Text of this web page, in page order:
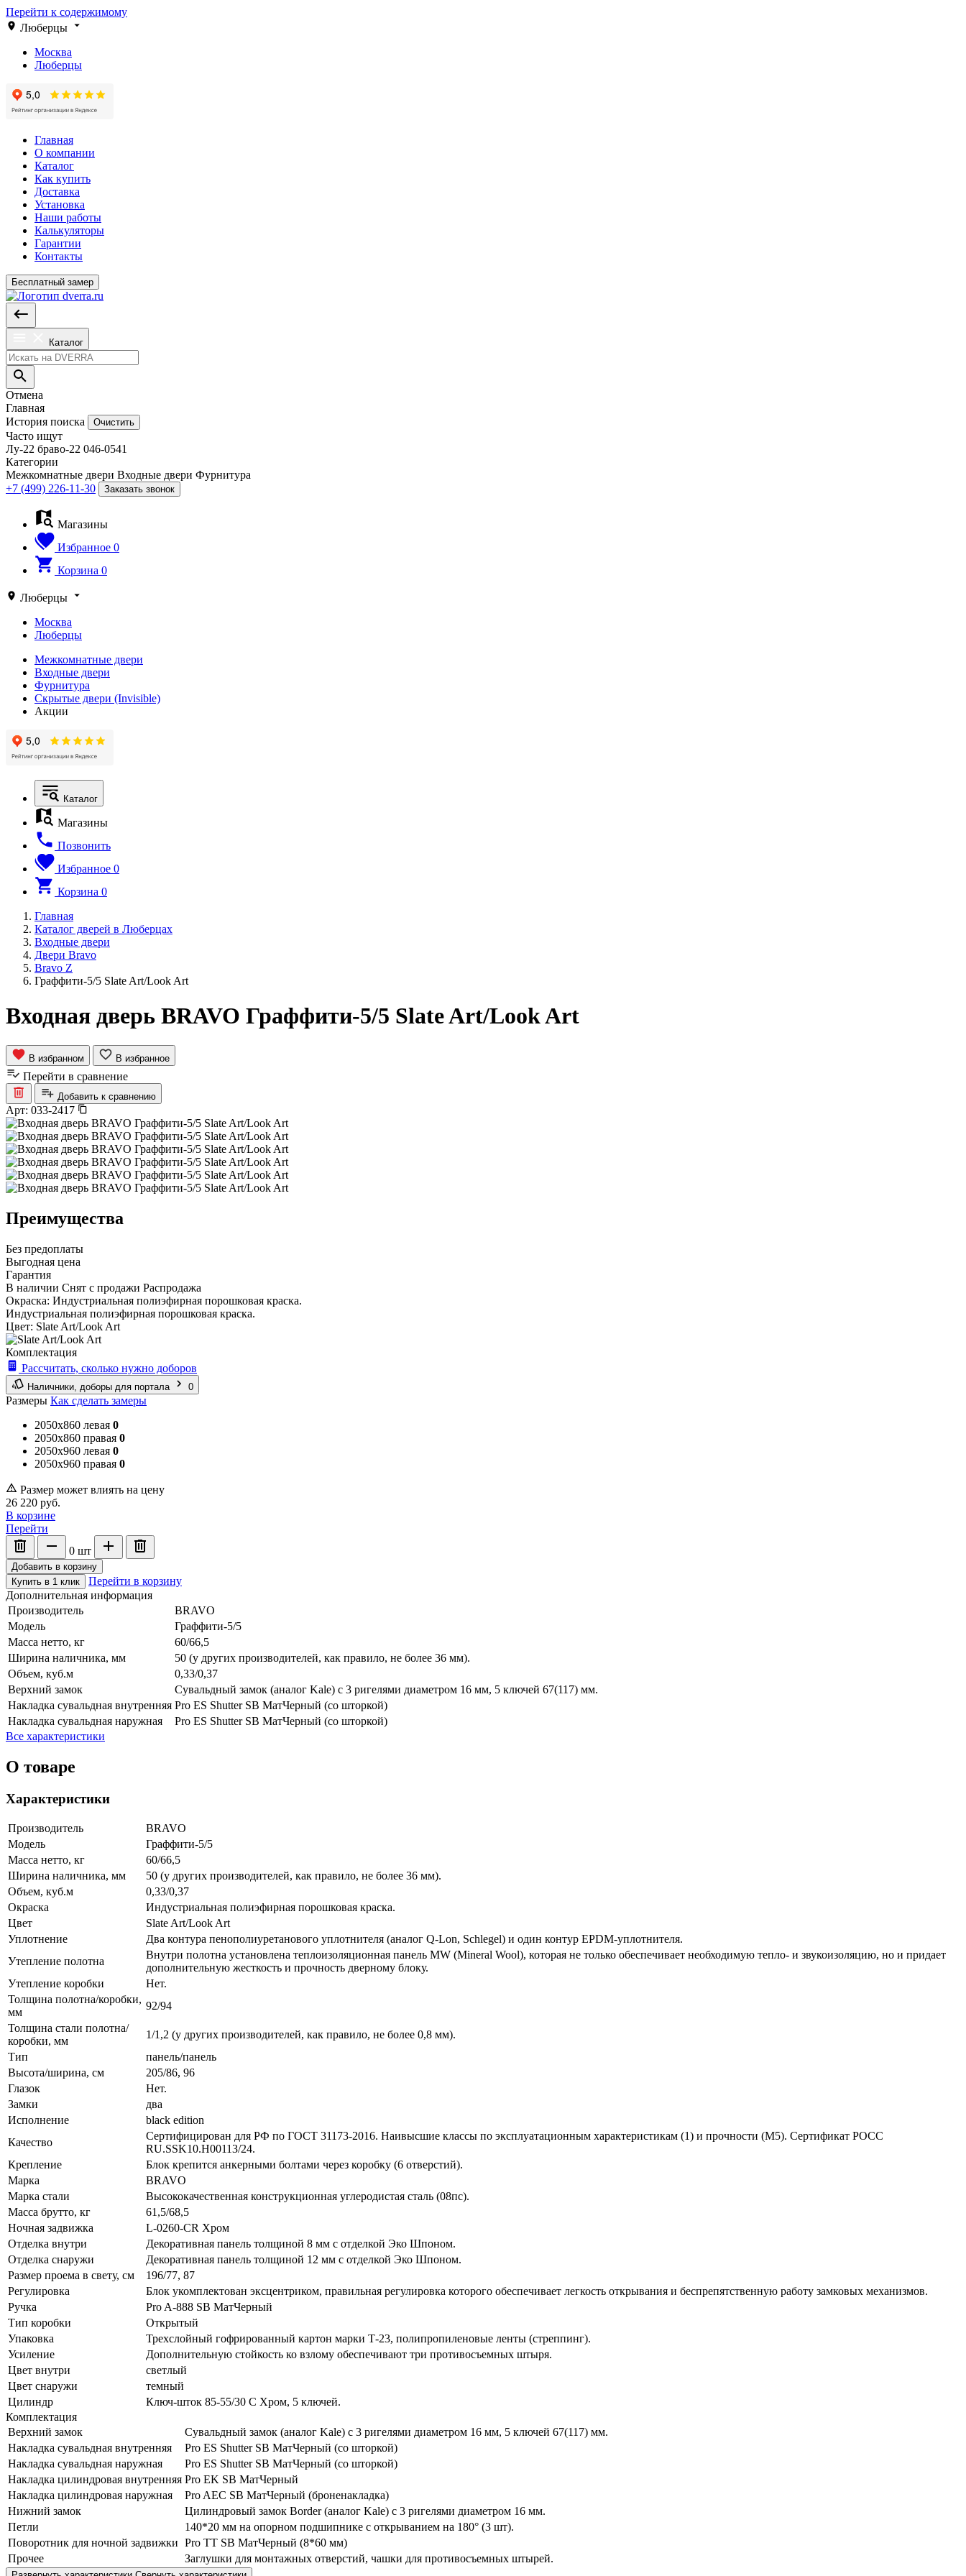
Перейти к содержимому
Люберцы
Москва
Люберцы
Главная
О компании
Каталог
Как купить
Доставка
Установка
Наши работы
Калькуляторы
Гарантии
Контакты
Бесплатный замер
Каталог
Отмена
Главная
История поиска
Очистить
Часто ищут
Лу-22 браво-22 046-0541
Категории
Межкомнатные двери Входные двери Фурнитура
+7 (499) 226-11-30
Заказать звонок
Магазины
Избранное 0
Корзина 0
Люберцы
Москва
Люберцы
Межкомнатные двери
Входные двери
Фурнитура
Скрытые двери (Invisible)
Акции
Каталог
Магазины
Позвонить
Избранное 0
Корзина 0
Главная
Каталог дверей в Люберцах
Входные двери
Двери Bravo
Bravo Z
Граффити-5/5 Slate Art/Look Art
Входная дверь BRAVO Граффити-5/5 Slate Art/Look Art
В избранном В избранное
Перейти в сравнение
Добавить к сравнению
Арт: 033-2417
Преимущества
Без предоплаты
Выгодная цена
Гарантия
В наличии Снят с продажи Распродажа
Окраска: Индустриальная полиэфирная порошковая краска.
Индустриальная полиэфирная порошковая краска.
Цвет: Slate Art/Look Art
Комплектация
Рассчитать, сколько нужно доборов
Наличники, доборы для портала 0
Размеры Как сделать замеры
2050x860 левая 0
2050x860 правая 0
2050x960 левая 0
2050x960 правая 0
Размер может влиять на цену
26 220 руб.
В корзине
Перейти
0 шт
Добавить в корзину
Купить в 1 клик
Перейти в корзину
Дополнительная информация
Производитель
BRAVO
Модель
Граффити-5/5
Масса нетто, кг
60/66,5
Ширина наличника, мм
50 (у других производителей, как правило, не более 36 мм).
Объем, куб.м
0,33/0,37
Верхний замок
Сувальдный замок (аналог Kale) с 3 ригелями диаметром 16 мм, 5 ключей 67(117) мм.
Накладка сувальдная внутренняя Pro ES Shutter SB МатЧерный (со шторкой)
Накладка сувальдная наружная
Pro ES Shutter SB МатЧерный (со шторкой)
Все характеристики
О товаре
Характеристики
Производитель
BRAVO
Модель
Граффити-5/5
Масса нетто, кг
60/66,5
Ширина наличника, мм
50 (у других производителей, как правило, не более 36 мм).
Объем, куб.м
0,33/0,37
Окраска
Индустриальная полиэфирная порошковая краска.
Цвет
Slate Art/Look Art
Уплотнение
Два контура пенополиуретанового уплотнителя (аналог Q-Lon, Schlegel) и один контур EPDM-уплотнителя.
Утепление полотна
Внутри полотна установлена теплоизоляционная панель MW (Mineral Wool), которая не только обеспечивает необходимую тепло- и звукоизоляцию, но и придает
дополнительную жесткость и прочность дверному блоку.
Утепление коробки
Нет.
Толщина полотна/коробки,
мм
92/94
Толщина стали полотна/
коробки, мм
1/1,2 (у других производителей, как правило, не более 0,8 мм).
Тип
панель/панель
Высота/ширина, см
205/86, 96
Глазок
Нет.
Замки
два
Исполнение
black edition
Качество
Сертифицирован для РФ по ГОСТ 31173-2016. Наивысшие классы по эксплуатационным характеристикам (1) и прочности (М5). Сертификат POCC
RU.SSK10.H00113/24.
Крепление
Блок крепится анкерными болтами через коробку (6 отверстий).
Марка
BRAVO
Марка стали
Высококачественная конструкционная углеродистая сталь (08пс).
Масса брутто, кг
61,5/68,5
Ночная задвижка
L-0260-CR Хром
Отделка внутри
Декоративная панель толщиной 8 мм с отделкой Эко Шпоном.
Отделка снаружи
Декоративная панель толщиной 12 мм с отделкой Эко Шпоном.
Размер проема в свету, см
196/77, 87
Регулировка
Блок укомплектован эксцентриком, правильная регулировка которого обеспечивает легкость открывания и беспрепятственную работу замковых механизмов.
Ручка
Pro A-888 SB МатЧерный
Тип коробки
Открытый
Упаковка
Трехслойный гофрированный картон марки Т-23, полипропиленовые ленты (стреппинг).
Усиление
Дополнительную стойкость ко взлому обеспечивают три противосъемных штыря.
Цвет внутри
светлый
Цвет снаружи
темный
Цилиндр
Ключ-шток 85-55/30 C Хром, 5 ключей.
Комплектация
Верхний замок
Сувальдный замок (аналог Kale) с 3 ригелями диаметром 16 мм, 5 ключей 67(117) мм.
Накладка сувальдная внутренняя
Pro ES Shutter SB МатЧерный (со шторкой)
Накладка сувальдная наружная
Pro ES Shutter SB МатЧерный (со шторкой)
Накладка цилиндровая внутренняя Pro EK SB МатЧерный
Накладка цилиндровая наружная
Pro AEC SB МатЧерный (броненакладка)
Нижний замок
Цилиндровый замок Border (аналог Kale) с 3 ригелями диаметром 16 мм.
Петли
140*20 мм на опорном подшипнике с открыванием на 180° (3 шт).
Поворотник для ночной задвижки Pro TT SB МатЧерный (8*60 мм)
Прочее
Заглушки для монтажных отверстий, чашки для противосъемных штырей.